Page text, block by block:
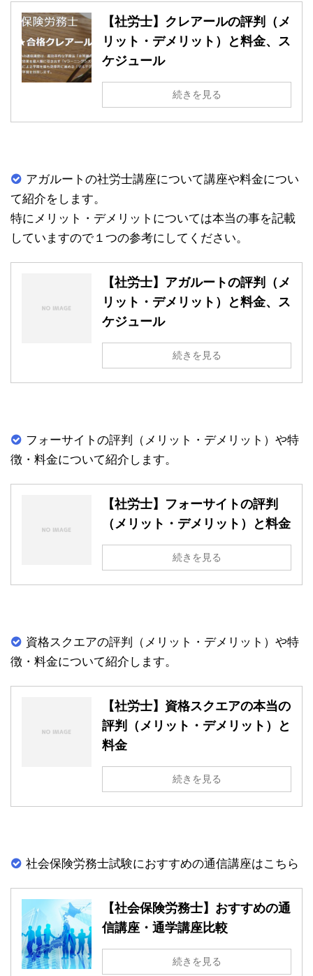
【社労士】クレアールの評判（メ
リット・デメリット）と料金、ス
ケジュール
続きを見る
アガルートの社労士講座について講座や料金につい
て紹介をします。
特にメリット・デメリットについては本当の事を記載
していますので１つの参考にしてください。
【社労士】アガルートの評判（メ
リット・デメリット）と料金、ス
ケジュール
続きを見る
フォーサイトの評判（メリット・デメリット）や特
徴・料金について紹介します。
【社労士】フォーサイトの評判
（メリット・デメリット）と料金
続きを見る
資格スクエアの評判（メリット・デメリット）や特
徴・料金について紹介します。
【社労士】資格スクエアの本当の
評判（メリット・デメリット）と
料金
続きを見る
社会保険労務士試験におすすめの通信講座はこちら
【社会保険労務士】おすすめの通
信講座・通学講座比較
続きを見る